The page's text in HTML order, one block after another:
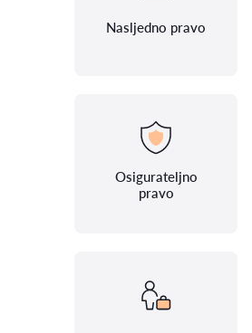
Nasljedno pravo
Osigurateljno
pravo